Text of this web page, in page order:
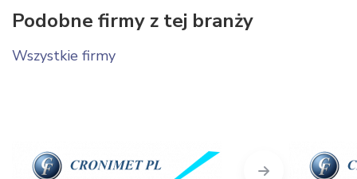
Podobne firmy z tej branży
Wszystkie firmy
Next